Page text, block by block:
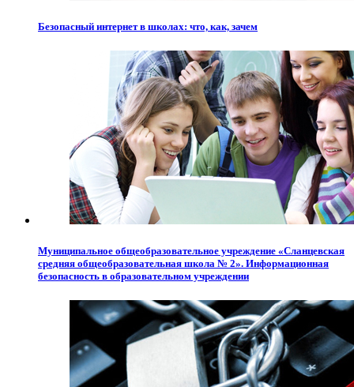
Безопасный интернет в школах: что, как, зачем
Муниципальное общеобразовательное учреждение «Сланцевская
средняя общеобразовательная школа № 2». Информационная
безопасность в образовательном учреждении